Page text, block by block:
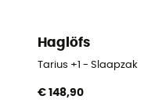
Haglöfs
Tarius +1 - Slaapzak
€ 148,90